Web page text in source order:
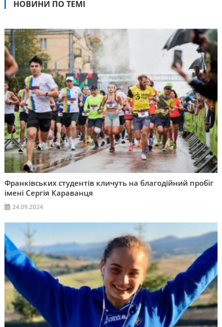
НОВИНИ ПО ТЕМІ
Франківських студентів кличуть на благодійний пробіг
імені Сергія Караванця
24.09.2024